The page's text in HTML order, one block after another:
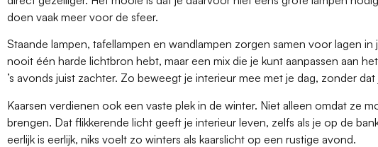
doen vaak meer voor de sfeer.
Staande lampen, tafellampen en wandlampen zorgen samen voor lagen
nooit één harde lichtbron hebt, maar een mix die je kunt aanpassen aan
’s avonds juist zachter. Zo beweegt je interieur mee met je dag, zonder
Kaarsen verdienen ook een vaste plek in de winter. Niet alleen omdat ze
brengen. Dat flikkerende licht geeft je interieur leven, zelfs als je op de
eerlijk is eerlijk, niks voelt zo winters als kaarslicht op een rustige avond.